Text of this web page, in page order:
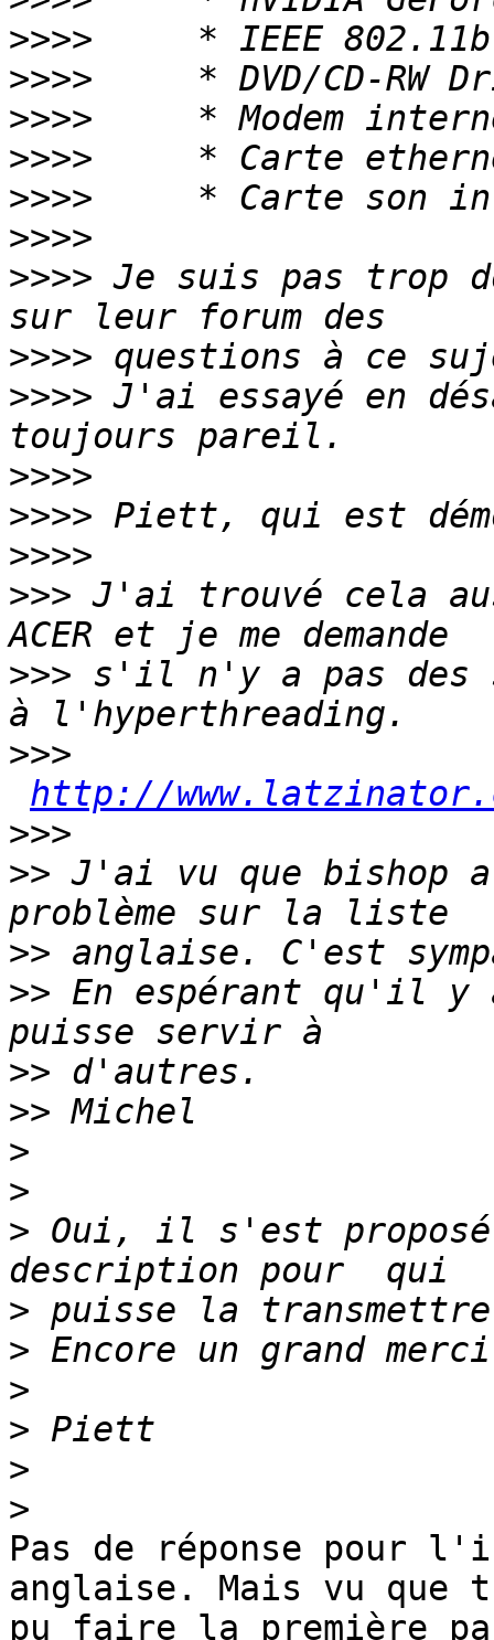
>>>>
>>>>
>>>>
>>>>
>>>>
>>>>
>>>> Je suis pas trop
>>>>
>>>> J'ai essayé en
>>>>
>>>>
>>>>
>>> J'ai trouvé cela
>>> s'il n'y a pas des
>>>
http://
>>>
>> J'ai vu que bishop
>>
>> En espérant qu'il y
>>
>>
>
>
> Oui, il s'est
>
>
>
>
>
>
Pas de réponse pour
anglaise. Mais vu que
pu faire la première